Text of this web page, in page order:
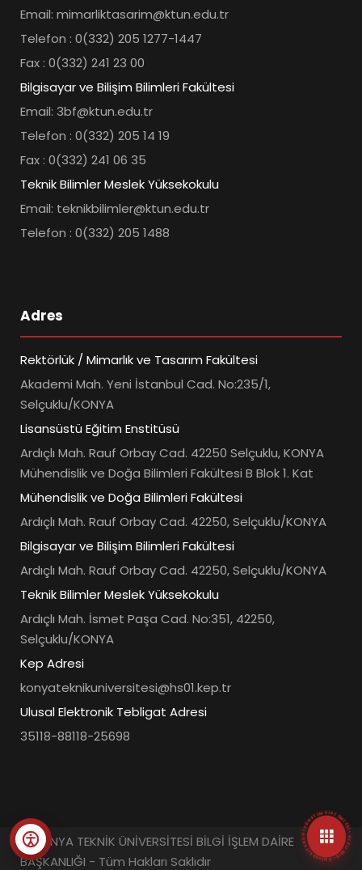
Email: mimarliktasarim@ktun.edu.tr
Telefon : 0(332) 205 1277-1447
Fax : 0(332) 241 23 00
Bilgisayar ve Bilişim Bilimleri Fakültesi
Email: 3bf@ktun.edu.tr
Telefon : 0(332) 205 14 19
Fax : 0(332) 241 06 35
Teknik Bilimler Meslek Yüksekokulu
Email: teknikbilimler@ktun.edu.tr
Telefon : 0(332) 205 1488
Adres
Rektörlük / Mimarlık ve Tasarım Fakültesi
Akademi Mah. Yeni İstanbul Cad. No:235/1,
Selçuklu/KONYA
Lisansüstü Eğitim Enstitüsü
Ardıçlı Mah. Rauf Orbay Cad. 42250 Selçuklu, KONYA
Mühendislik ve Doğa Bilimleri Fakültesi B Blok 1. Kat
Mühendislik ve Doğa Bilimleri Fakültesi
Ardıçlı Mah. Rauf Orbay Cad. 42250, Selçuklu/KONYA
Bilgisayar ve Bilişim Bilimleri Fakültesi
Ardıçlı Mah. Rauf Orbay Cad. 42250, Selçuklu/KONYA
Teknik Bilimler Meslek Yüksekokulu
Ardıçlı Mah. İsmet Paşa Cad. No:351, 42250,
Selçuklu/KONYA
Kep Adresi
konyateknikuniversitesi@hs01.kep.tr
Ulusal Elektronik Tebligat Adresi
35118-88118-25698
© KONYA TEKNİK ÜNİVERSİTESİ BİLGİ İŞLEM DAİRE
BAŞKANLIĞI - Tüm Hakları Saklıdır
• ÜNIVERSITE BILGI YÖNETIM SISTEMLERI • HIZLI ERIŞIM MENÜSÜ •